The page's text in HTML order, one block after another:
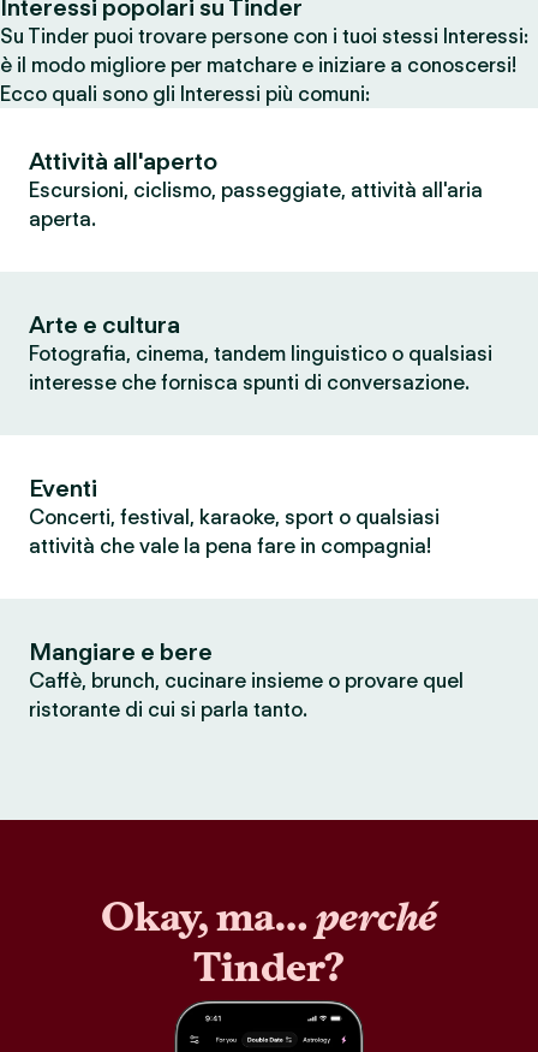
Interessi popolari su Tinder
Su Tinder puoi trovare persone con i tuoi stessi Interessi:
è il modo migliore per matchare e iniziare a conoscersi!
Ecco quali sono gli Interessi più comuni:
Attività all'aperto
Escursioni, ciclismo, passeggiate, attività all'aria
aperta.
Arte e cultura
Fotografia, cinema, tandem linguistico o qualsiasi
interesse che fornisca spunti di conversazione.
Eventi
Concerti, festival, karaoke, sport o qualsiasi
attività che vale la pena fare in compagnia!
Mangiare e bere
Caffè, brunch, cucinare insieme o provare quel
ristorante di cui si parla tanto.
Okay, ma…perché
Tinder?